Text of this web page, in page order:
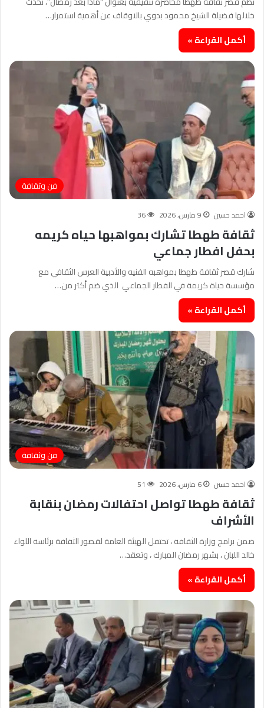
خلالها فضيلة الشيخ محمود بدوي بالاوقاف عن أهمية استمرار…
أكمل القراءة »
فن وثقافة
احمد حسين 9 مارس، 2026 36
ثقافة طهطا تشارك بمواهبها حياه كريمه
بحفل افطار جماعي
شارك قصر ثقافة طهطا بمواهبه الفنيه والأدبية العرس الثقافي مع
مؤسسة حياة كريمة في الفطار الجماعي الذي ضم أكثر من…
أكمل القراءة »
فن وثقافة
احمد حسين 6 مارس، 2026 51
ثقافة طهطا تواصل احتفالات رمضان بنقابة
الأشراف
ضمن برامج وزارة الثقافة ، تحتفل الهيئة العامة لقصور الثقافة برئاسة اللواء
خالد اللبان ، بشهر رمضان المبارك ، وتعقد…
أكمل القراءة »